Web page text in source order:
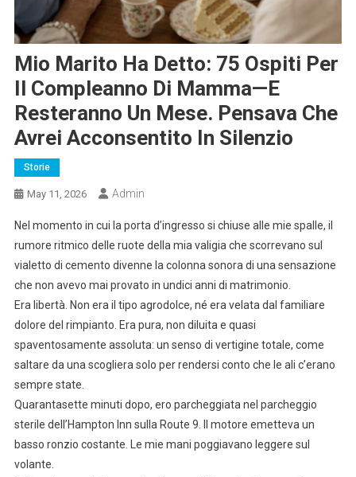
Mio Marito Ha Detto: 75 Ospiti Per
Il Compleanno Di Mamma—E
Resteranno Un Mese. Pensava Che
Avrei Acconsentito In Silenzio
Storie
May 11, 2026 Admin
Nel momento in cui la porta d’ingresso si chiuse alle mie spalle, il
rumore ritmico delle ruote della mia valigia che scorrevano sul
vialetto di cemento divenne la colonna sonora di una sensazione
che non avevo mai provato in undici anni di matrimonio.
Era libertà. Non era il tipo agrodolce, né era velata dal familiare
dolore del rimpianto. Era pura, non diluita e quasi
spaventosamente assoluta: un senso di vertigine totale, come
saltare da una scogliera solo per rendersi conto che le ali c’erano
sempre state.
Quarantasette minuti dopo, ero parcheggiata nel parcheggio
sterile dell’Hampton Inn sulla Route 9. Il motore emetteva un
basso ronzio costante. Le mie mani poggiavano leggere sul
volante.